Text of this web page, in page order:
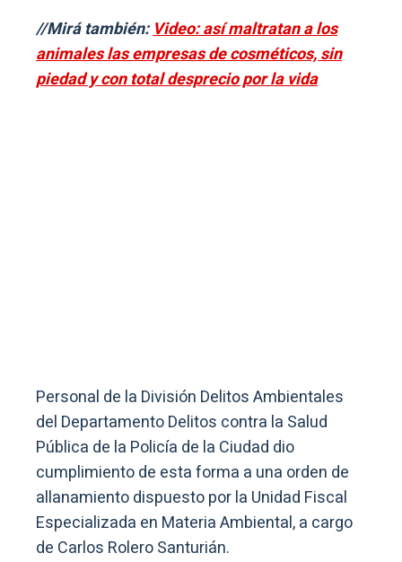
//Mirá también:Video: así maltratan a los
animales las empresas de cosméticos, sin
piedad y con total desprecio por la vida
Personal de la División Delitos Ambientales
del Departamento Delitos contra la Salud
Pública de la Policía de la Ciudad dio
cumplimiento de esta forma a una orden de
allanamiento dispuesto por la Unidad Fiscal
Especializada en Materia Ambiental, a cargo
de Carlos Rolero Santurián.